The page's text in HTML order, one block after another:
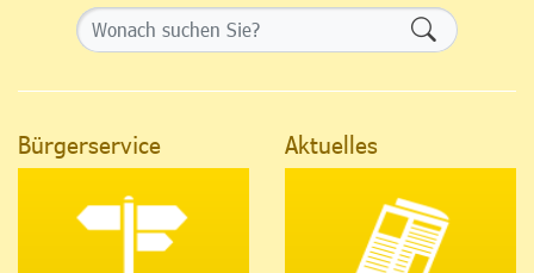
Bürgerservice Aktuelles